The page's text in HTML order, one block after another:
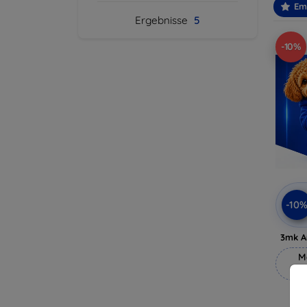
Ergebnisse 5
-10%
-10%
3mk